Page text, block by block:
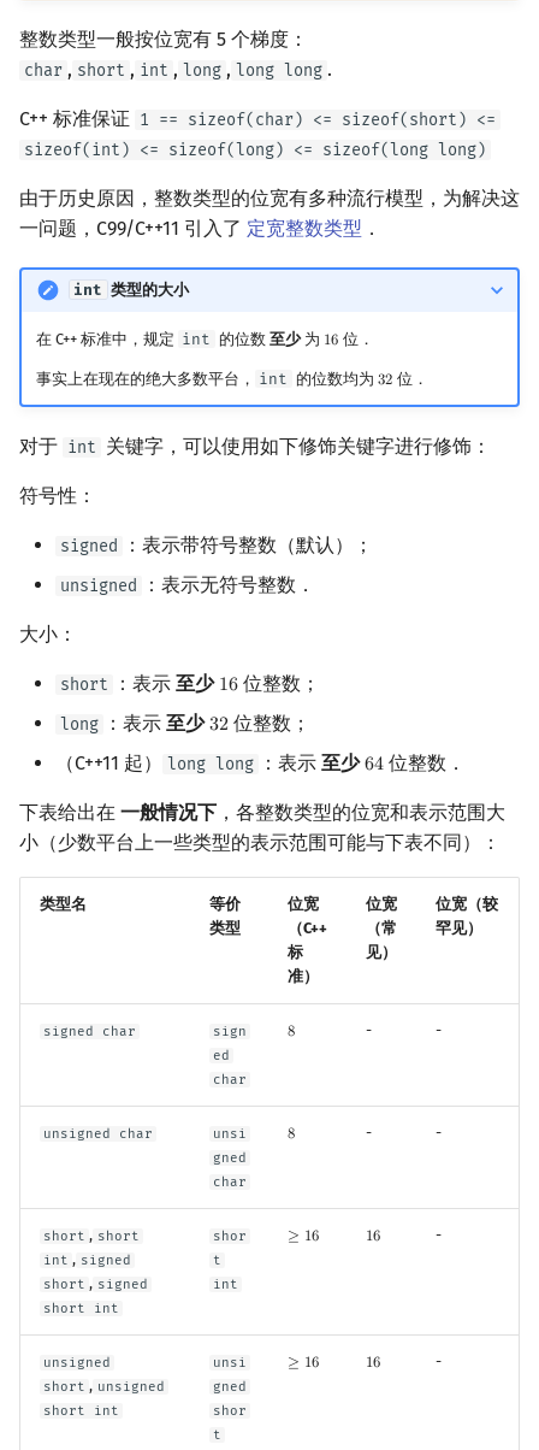
整数类型一般按位宽有 5 个梯度：
char , short , int , long , long long .
C++ 标准保证 1 == sizeof(char) <= sizeof(short) <=
sizeof(int) <= sizeof(long) <= sizeof(long long)
由于历史原因，整数类型的位宽有多种流行模型，为解决这
一问题，C99/C++11 引入了 定宽整数类型 ．
int 类型的大小
在 C++ 标准中，规定 int 的位数 至少为 16
16 位．
事实上在现在的绝大多数平台， int 的位数均为 32
32 位．
对于 int 关键字，可以使用如下修饰关键字进行修饰：
符号性：
signed ：表示带符号整数（默认）；
unsigned ：表示无符号整数．
大小：
short ：表示 至少 16
16 位整数；
long ：表示 至少 32
32 位整数；
（C++11 起）
long long ：表示 至少 64
64 位整数．
下表给出在 一般情况下 ，各整数类型的位宽和表示范围大
小（少数平台上一些类型的表示范围可能与下表不同）：
类型名
等价
类型
位宽
（C++
标
准）
位宽
（常
见）
位宽（较
罕见）
signed char
sign
ed
char
8
8 - -
unsigned char
unsi
gned
char
8
8 - -
short , short
int , signed
short , signed
short int
shor
t
int
≥ 16
≥16 16
16 -
unsigned
short , unsigned
short int
unsi
gned
shor
t
≥ 16
≥16 16
16 -